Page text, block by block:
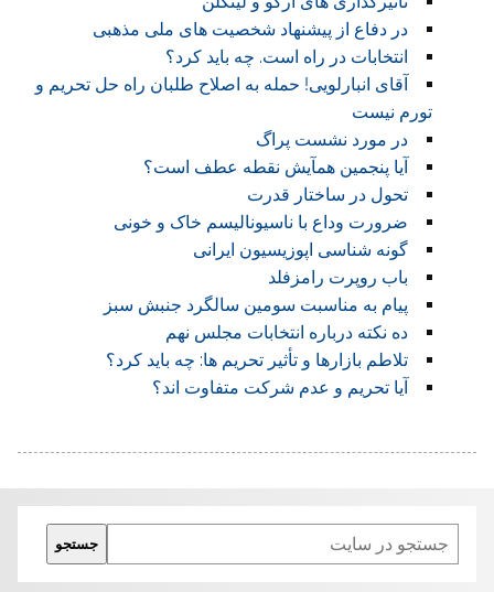
در دفاع از پیشنهاد شخصیت های ملی مذهبی
انتخابات در راه است. چه باید کرد؟
آقای انبارلویی! حمله به اصلاح طلبان راه حل تحریم و
تورم نیست
در مورد نشست پراگ
آیا پنجمین همآیش نقطه عطف است؟
تحول در ساختار قدرت
ضرورت وداع با ناسیونالیسم خاک و خونی
گونه شناسی اپوزیسیون ایرانی
باب روپرت رامزفلد
پیام به مناسبت سومین سالگرد جنبش سبز
ده نکته درباره انتخابات مجلس نهم
تلاطم بازارها و تأثیر تحریم ها: چه باید کرد؟
آیا تحریم و عدم شرکت متفاوت اند؟
Search
جستجو